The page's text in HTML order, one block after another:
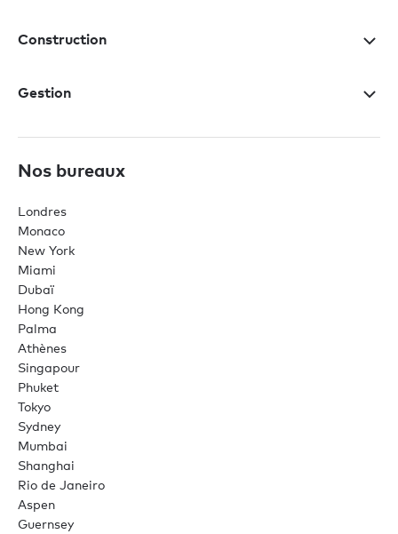
Construction
Gestion
Nos bureaux
Londres
Monaco
New York
Miami
Dubaï
Hong Kong
Palma
Athènes
Singapour
Phuket
Tokyo
Sydney
Mumbai
Shanghai
Rio de Janeiro
Aspen
Guernsey